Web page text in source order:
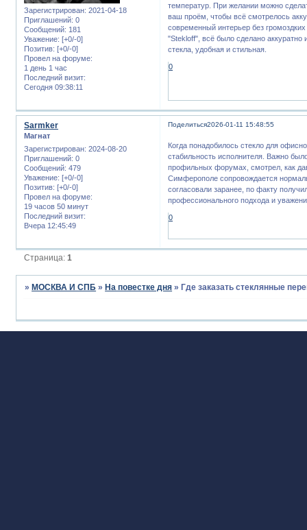
Зарегистрирован: 2021-04-18
Приглашений: 0
Сообщений: 181
Уважение: [+0/-0]
Позитив: [+0/-0]
Провел на форуме:
1 день 1 час
Последний визит:
Сегодня 09:38:11
температур. При желании можно
ваш проём, чтобы всё смотрелось
современный интерьер без
"Stekloff", всё было сделано
стекла, удобная и стильная.
0
Поделиться2026-01-11 15:48:55
Sarmker
Магнат
Зарегистрирован: 2024-08-20
Приглашений: 0
Сообщений: 479
Уважение: [+0/-0]
Позитив: [+0/-0]
Провел на форуме:
19 часов 50 минут
Последний визит:
Вчера 12:45:49
Когда понадобилось стекло для
стабильность исполнителя. Важно
профильных форумах, смотрел, как
Симферополе сопровождается
согласовали заранее, по факту
профессионального подхода и
0
Страница:1
» МОСКВА И СПБ » На повестке дня » Где заказать стеклянные